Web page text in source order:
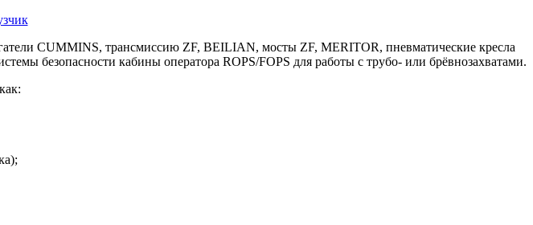
CUMMINS, трансмиссию ZF, BEILIAN, мосты ZF, MERITOR, пневматические кресла
безопасности кабины оператора ROPS/FOPS для работы с трубо- или брёвнозахватами.